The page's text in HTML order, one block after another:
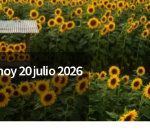
20 julio 2026